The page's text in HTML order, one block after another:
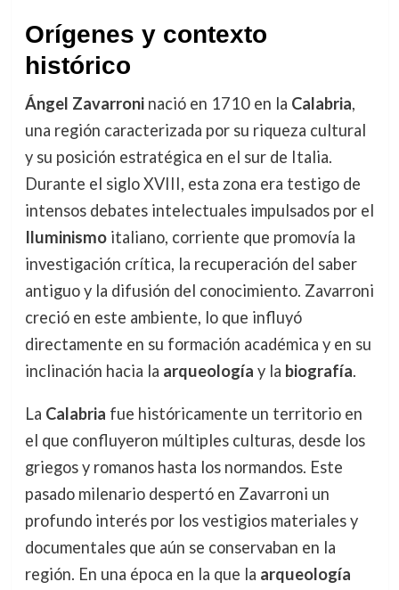
Orígenes y contexto
histórico
Ángel Zavarroninació en 1710 en la Calabria,
una región caracterizada por su riqueza cultural
y su posición estratégica en el sur de Italia.
Durante el siglo XVIII, esta zona era testigo de
intensos debates intelectuales impulsados por el
Iluminismoitaliano, corriente que promovía la
investigación crítica, la recuperación del saber
antiguo y la difusión del conocimiento. Zavarroni
creció en este ambiente, lo que influyó
directamente en su formación académica y en su
inclinación hacia la arqueología y la biografía.
La Calabria fue históricamente un territorio en
el que confluyeron múltiples culturas, desde los
griegos y romanos hasta los normandos. Este
pasado milenario despertó en Zavarroni un
profundo interés por los vestigios materiales y
documentales que aún se conservaban en la
región. En una época en la que la arqueología